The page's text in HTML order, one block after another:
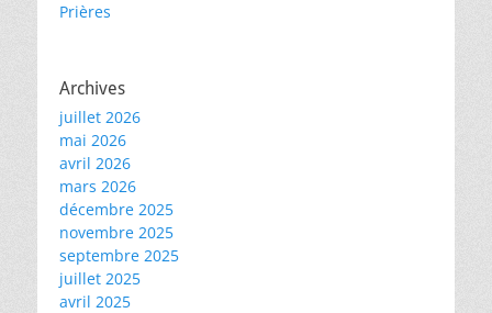
Prières
Archives
juillet 2026
mai 2026
avril 2026
mars 2026
décembre 2025
novembre 2025
septembre 2025
juillet 2025
avril 2025